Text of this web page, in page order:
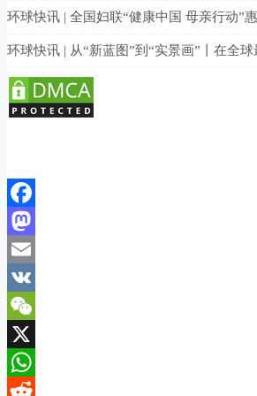
环球快讯 | 全国妇联“健康中国 母亲行动”
环球快讯 | 从“新蓝图”到“实景画”丨在全
Facebook
Mastodon
Email
VK
WeChat
X
WhatsApp